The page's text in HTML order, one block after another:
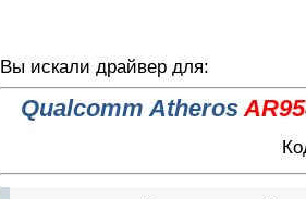
Вы искали драйвер для:
Qualcomm Atheros